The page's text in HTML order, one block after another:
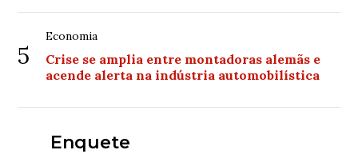
5
Economia
Crise se amplia entre montadoras alemãs e
acende alerta na indústria automobilística
Enquete